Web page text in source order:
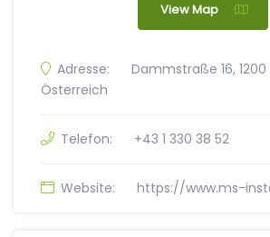
View Map
Adresse:
Dammstraße 16, 1200
Österreich
Telefon: +43 1 330 38 52
Website: https://www.ms-